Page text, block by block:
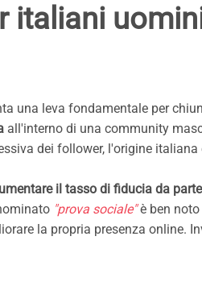
italiani
una leva fondamentale per
all'interno di una community
dei follower, l'origine
il tasso di fiducia da
"prova sociale"è ben
la propria presenza